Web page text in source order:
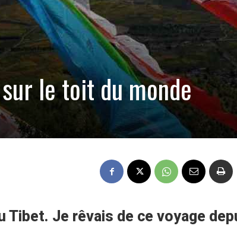
le toit du monde
Tibet. Je rêvais de ce voyage